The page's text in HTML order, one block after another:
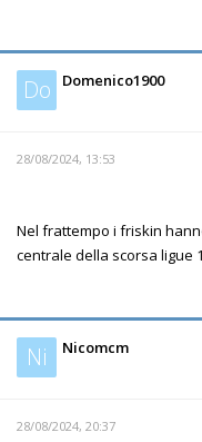
Do Domenico1900
28/08/2024, 13:53
Nel frattempo i friskin
centrale della scorsa ligue 1
Ni Nicomcm
28/08/2024, 20:37